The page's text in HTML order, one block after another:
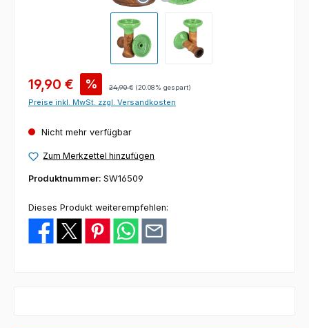
Verkaufspreis:
19,90 € % Regulärer Preis:
24,90 € (20.08% gespart)
Preise inkl. MwSt. zzgl. Versandkosten
Nicht mehr verfügbar
Zum Merkzettel hinzufügen
Produktnummer: SW16509
Dieses Produkt weiterempfehlen: